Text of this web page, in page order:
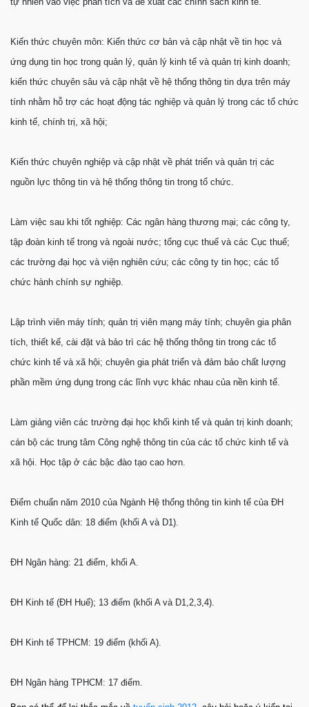
Kiến thức chuyên môn: Kiến thức cơ bản và cập nhật về tin học và
ứng dụng tin học trong quản lý, quản lý kinh tế và quản trị kinh doanh;
kiến thức chuyên sâu và cập nhật về hệ thống thông tin dựa trên máy
tính nhằm hỗ trợ các hoạt động tác nghiệp và quản lý trong các tổ chức
kinh tế, chính trị, xã hội;
Kiến thức chuyên nghiệp và cập nhật về phát triển và quản trị các
nguồn lực thông tin và hệ thống thông tin trong tổ chức.
Làm việc sau khi tốt nghiệp: Các ngân hàng thương mại; các công ty,
tập đoàn kinh tế trong và ngoài nước; tổng cục thuế và các Cục thuế;
các trường đại học và viện nghiên cứu; các công ty tin học; các tổ
chức hành chính sự nghiệp.
Lập trình viên máy tính; quản trị viên mạng máy tính; chuyên gia phân
tích, thiết kế, cài đặt và bảo trì các hệ thống thông tin trong các tổ
chức kinh tế và xã hội; chuyên gia phát triển và đảm bảo chất lượng
phần mềm ứng dụng trong các lĩnh vực khác nhau của nền kinh tế.
Làm giảng viên các trường đại học khối kinh tế và quản trị kinh doanh;
cán bộ các trung tâm Công nghệ thông tin của các tổ chức kinh tế và
xã hội. Học tập ở các bậc đào tạo cao hơn.
Điểm chuẩn năm 2010 của Ngành Hệ thống thông tin kinh tế của ĐH
Kinh tế Quốc dân: 18 điểm (khối A và D1).
ĐH Ngân hàng: 21 điểm, khối A.
ĐH Kinh tế (ĐH Huế); 13 điểm (khối A và D1,2,3,4).
ĐH Kinh tế TPHCM: 19 điểm (khối A).
ĐH Ngân hàng TPHCM: 17 điểm.